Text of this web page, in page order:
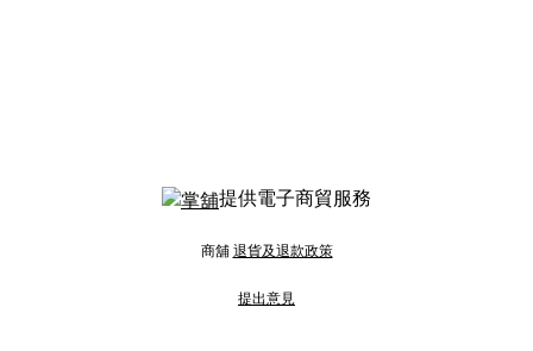
提供電子商貿服務
商舖 退貨及退款政策
提出意見